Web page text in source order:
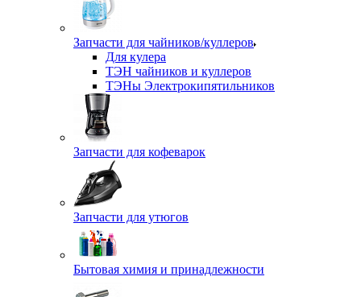
Запчасти для чайников/куллеров
Для кулера
ТЭН чайников и куллеров
ТЭНы Электрокипятильников
Запчасти для кофеварок
Запчасти для утюгов
Бытовая химия и принадлежности